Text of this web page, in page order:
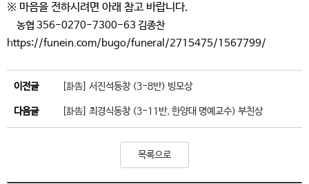
※ 마음을전하시려면 아래 참고 바랍니다.
농협 356-0270-7300-63 김종찬
https://funein.com/bugo/funeral/2715475/1567799/
이전글 [訃告] 서진석동창 (3-8반) 빙모상
다음글 [訃告] 최경식동창 (3-11반, 한양대 명예교수) 부친상
목록으로